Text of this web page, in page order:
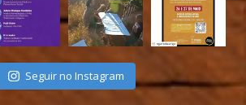
Seguir no Instagram